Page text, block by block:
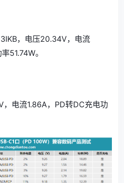
，电压20.34V，电流
51.74W。
电流1.86A，PD转DC充电功